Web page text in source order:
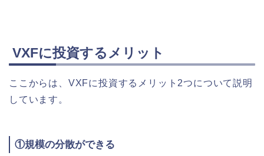
VXFに投資するメリット
ここからは、VXFに投資するメリット2つについて説明
しています。
①規模の分散ができる